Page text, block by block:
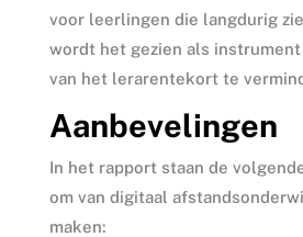
voor leerlingen die langdurig
wordt het gezien als
van het lerarentekort te
Aanbevelingen
In het rapport staan de
om van digitaal
maken: